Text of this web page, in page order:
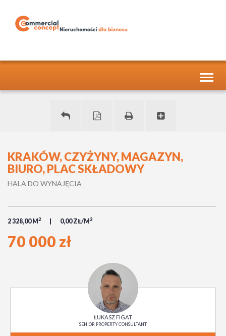
KRAKÓW, CZYŻYNY, MAGAZYN,
BIURO, PLAC SKŁADOWY
HALA DO WYNAJĘCIA
2 328,00 M 2 0,00 ZŁ/M 2
70 000 zł
ŁUKASZ FIGAT
SENIOR PROPERTY CONSULTANT